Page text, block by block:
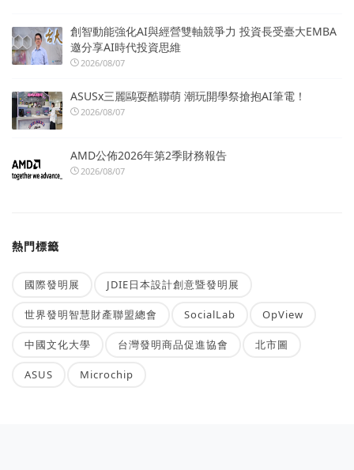
創智動能強化AI與經營雙軸競爭力 投資長受臺大EMBA
邀分享AI時代投資思維
2026/08/07
ASUSx三麗鷗耍酷聯萌 潮玩開學祭搶抱AI筆電！
2026/08/07
AMD公佈2026年第2季財務報告
2026/08/07
熱門標籤
國際發明展 JDIE日本設計創意暨發明展
世界發明智慧財產聯盟總會 SocialLab OpView
中國文化大學 台灣發明商品促進協會 北市圖
ASUS Microchip